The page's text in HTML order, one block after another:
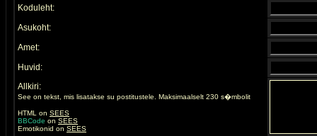
Koduleht:
Asukoht:
Amet:
Huvid:
Allkiri:
See on tekst, mis lisatakse su postitustele. Maksimaalselt 230 s�mbolit
HTML on SEES
BBCode on SEES
Emotikonid on SEES